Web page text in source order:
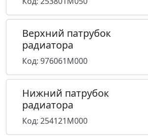
Верхний патрубок
радиатора
Код: 976061M000
Нижний патрубок
радиатора
Код: 254121M000